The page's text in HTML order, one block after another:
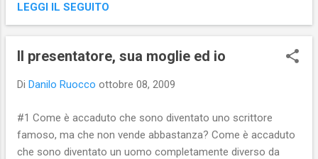
LEGGI IL SEGUITO
Il presentatore, sua moglie ed io
Di Danilo Ruocco ottobre 08, 2009
#1 Come è accaduto che sono diventato uno scrittore
famoso, ma che non vende abbastanza? Come è accaduto
che sono diventato un uomo completamente diverso da